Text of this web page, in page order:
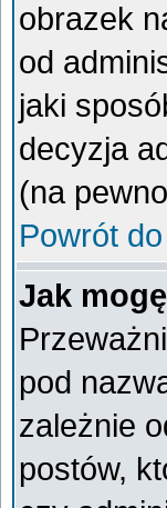
obrazek
od
jaki
decyzja
(na
Powrót
Jak
pod
zależnie
postów,